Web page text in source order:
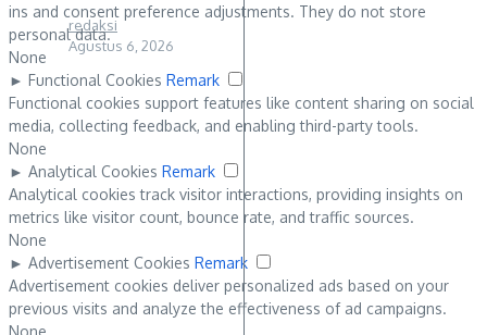
redaksi
Agustus 6, 2026
ins and consent preference adjustments. They do not store
personal data.
None
► Functional Cookies Remark
Functional cookies support features like content sharing on social
media, collecting feedback, and enabling third-party tools.
None
► Analytical Cookies Remark
Analytical cookies track visitor interactions, providing insights on
metrics like visitor count, bounce rate, and traffic sources.
None
► Advertisement Cookies Remark
Advertisement cookies deliver personalized ads based on your
previous visits and analyze the effectiveness of ad campaigns.
None